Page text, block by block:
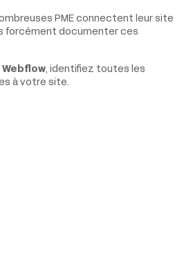
PME connectent leur site
forcément documenter ces
, identifiez toutes les
à votre site.